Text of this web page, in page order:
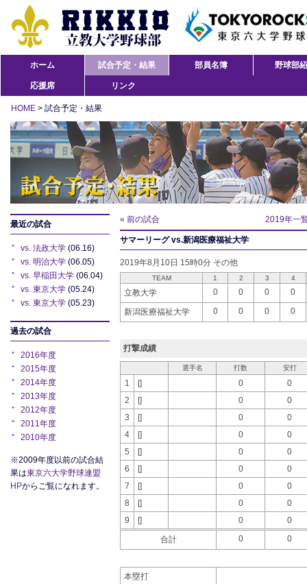
ホーム 試合予定・結果 部員名簿 野球部
応援席 リンク
HOME > 試合予定・結果
最近の試合
vs. 法政大学 (06.16)
vs. 明治大学 (06.05)
vs. 早稲田大学 (06.04)
vs. 東京大学 (05.24)
vs. 東京大学 (05.23)
過去の試合
2016年度
2015年度
2014年度
2013年度
2012年度
2011年度
2010年度
※2009年度以前の試合結
果は東京六大学野球連盟
HPからご覧になれます。
« 前の試合 2019年一
サマーリーグ vs.新潟医療福祉大学
2019年8月10日 15時0分 その他
TEAM 1 2 3 4
立教大学 0 0 0 0
新潟医療福祉大学 0 0 0 0
打撃成績
選手名 打数 安打
1 [] 0
0
2
[] 0
0
3
[] 0
0
4
[] 0
0
5
[] 0
0
6
[] 0
0
7
[] 0
0
8
[] 0
0
9
[] 0
0
合計
0 0
本塁打